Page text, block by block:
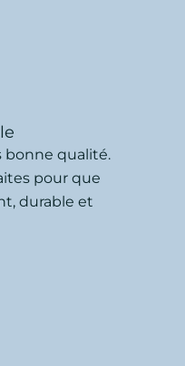
bonne qualité.
pour que
durable et